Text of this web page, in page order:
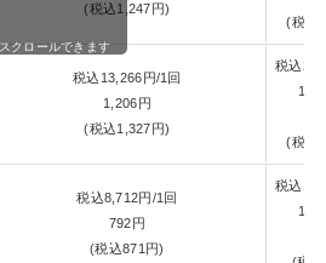
(税込1,247円)
(税込
税込 13,266円/1回
1,206円
(税込1,327円)
税込
1錠
(税込
税込8,712円/1回
792円
(税込871 円)
税込
1錠
スクロールできます